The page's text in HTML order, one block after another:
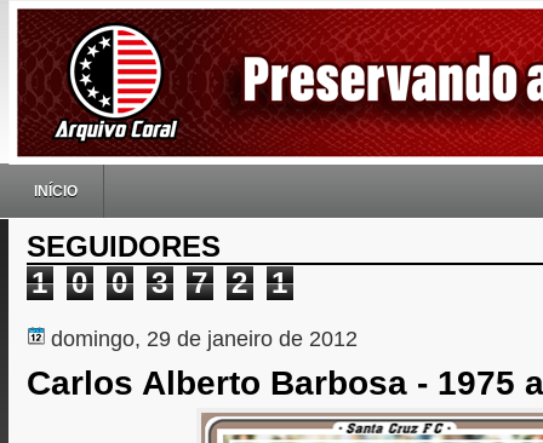
INÍCIO
SEGUIDORES
1
0 0 3 7 2 1
domingo, 29 de janeiro de 2012
Carlos Alberto Barbosa - 1975